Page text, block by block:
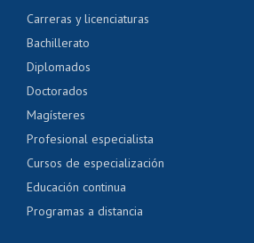
Carreras y licenciaturas
Bachillerato
Diplomados
Doctorados
Magísteres
Profesional especialista
Cursos de especialización
Educación continua
Programas a distancia